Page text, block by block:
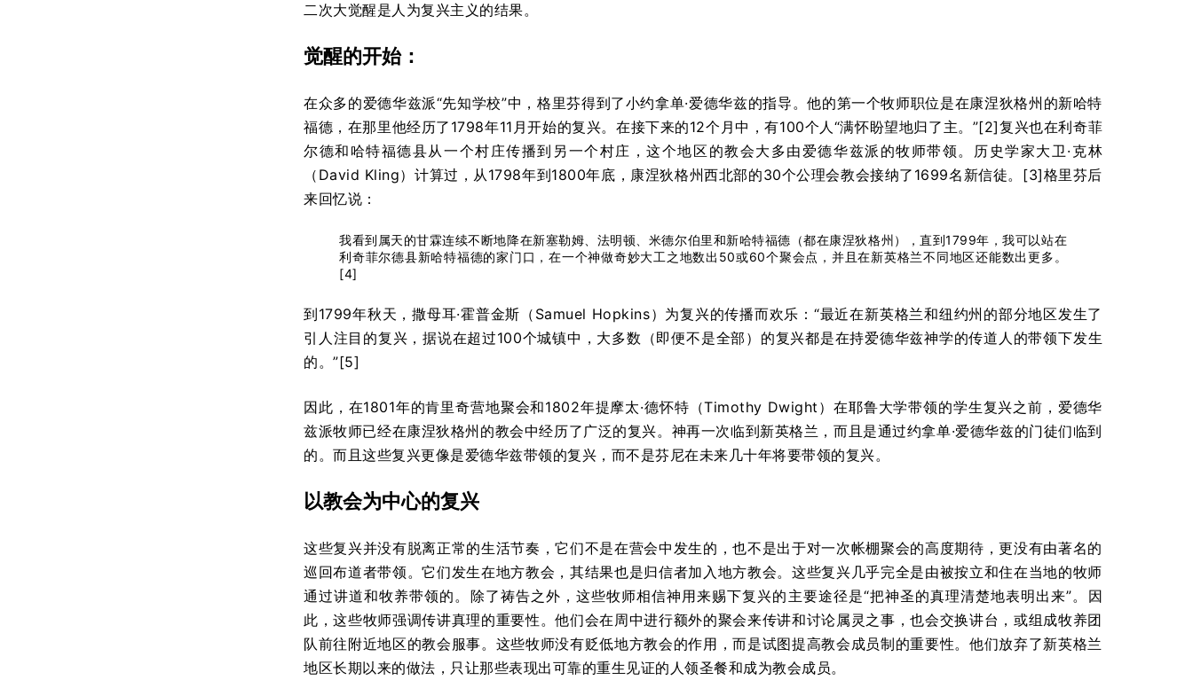
二次大觉醒是人为复兴主义的结果。
觉醒的开始：
在众多的爱德华兹派“先知学校”中，格里芬得到了小约拿单·爱德华兹的指导。他的第一个牧师职位是在康涅狄格州的新哈特
福德，在那里他经历了1798年11月开始的复兴。在接下来的12个月中，有100个人“满怀盼望地归了主。”[2]复兴也在利奇菲
尔德和哈特福德县从一个村庄传播到另一个村庄，这个地区的教会大多由爱德华兹派的牧师带领。历史学家大卫·克林
（David Kling）计算过，从1798年到1800年底，康涅狄格州西北部的30个公理会教会接纳了1699名新信徒。[3]格里芬后
来回忆说：
我看到属天的甘霖连续不断地降在新塞勒姆、法明顿、米德尔伯里和新哈特福德（都在康涅狄格州），直到1799年，我可以站在
利奇菲尔德县新哈特福德的家门口，在一个神做奇妙大工之地数出50或60个聚会点，并且在新英格兰不同地区还能数出更多。
[4]
到1799年秋天，撒母耳·霍普金斯（Samuel Hopkins）为复兴的传播而欢乐：“最近在新英格兰和纽约州的部分地区发生了
引人注目的复兴，据说在超过100个城镇中，大多数（即便不是全部）的复兴都是在持爱德华兹神学的传道人的带领下发生
的。”[5]
因此，在1801年的肯里奇营地聚会和1802年提摩太·德怀特（Timothy Dwight）在耶鲁大学带领的学生复兴之前，爱德华
兹派牧师已经在康涅狄格州的教会中经历了广泛的复兴。神再一次临到新英格兰，而且是通过约拿单·爱德华兹的门徒们临到
的。而且这些复兴更像是爱德华兹带领的复兴，而不是芬尼在未来几十年将要带领的复兴。
以教会为中心的复兴
这些复兴并没有脱离正常的生活节奏，它们不是在营会中发生的，也不是出于对一次帐棚聚会的高度期待，更没有由著名的
巡回布道者带领。它们发生在地方教会，其结果也是归信者加入地方教会。这些复兴几乎完全是由被按立和住在当地的牧师
通过讲道和牧养带领的。除了祷告之外，这些牧师相信神用来赐下复兴的主要途径是“把神圣的真理清楚地表明出来”。因
此，这些牧师强调传讲真理的重要性。他们会在周中进行额外的聚会来传讲和讨论属灵之事，也会交换讲台，或组成牧养团
队前往附近地区的教会服事。这些牧师没有贬低地方教会的作用，而是试图提高教会成员制的重要性。他们放弃了新英格兰
地区长期以来的做法，只让那些表现出可靠的重生见证的人领圣餐和成为教会成员。